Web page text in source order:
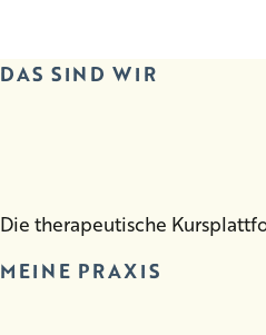
DAS SIND WIR
Die therapeutische
MEINE PRAXIS